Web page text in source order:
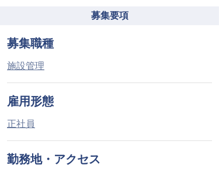
募集要項
募集職種
施設管理
雇用形態
正社員
勤務地・アクセス